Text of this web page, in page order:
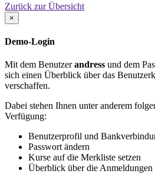
Zurück zur Übersicht
×
Demo-Login
Mit dem Benutzerandress und dem
sich einen Überblick über das
verschaffen.
Dabei stehen Ihnen unter anderem
Verfügung:
Benutzerprofil und
Passwort ändern
Kurse auf die Merkliste setzen
Überblick über die Anmeldungen